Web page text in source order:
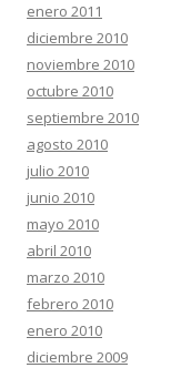
enero 2011
diciembre 2010
noviembre 2010
octubre 2010
septiembre 2010
agosto 2010
julio 2010
junio 2010
mayo 2010
abril 2010
marzo 2010
febrero 2010
enero 2010
diciembre 2009